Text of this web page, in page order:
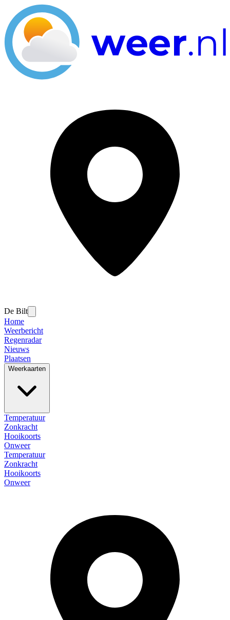
De Bilt
Home
Weerbericht
Regenradar
Nieuws
Plaatsen
Weerkaarten
Temperatuur
Zonkracht
Hooikoorts
Onweer
Temperatuur
Zonkracht
Hooikoorts
Onweer